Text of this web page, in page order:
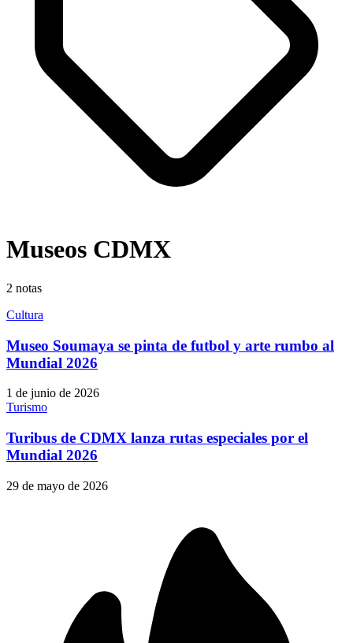
Museos CDMX
2 notas
Cultura
Museo Soumaya se pinta de futbol y arte rumbo al
Mundial 2026
1 de junio de 2026
Turismo
Turibus de CDMX lanza rutas especiales por el
Mundial 2026
29 de mayo de 2026